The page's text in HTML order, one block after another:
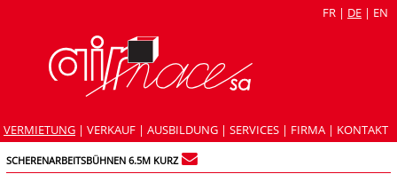
FR | DE | EN
VERMIETUNG | VERKAUF | AUSBILDUNG | SERVICES | FIRMA | KONTAKT
SCHERENARBEITSBÜHNEN 6.5M KURZ